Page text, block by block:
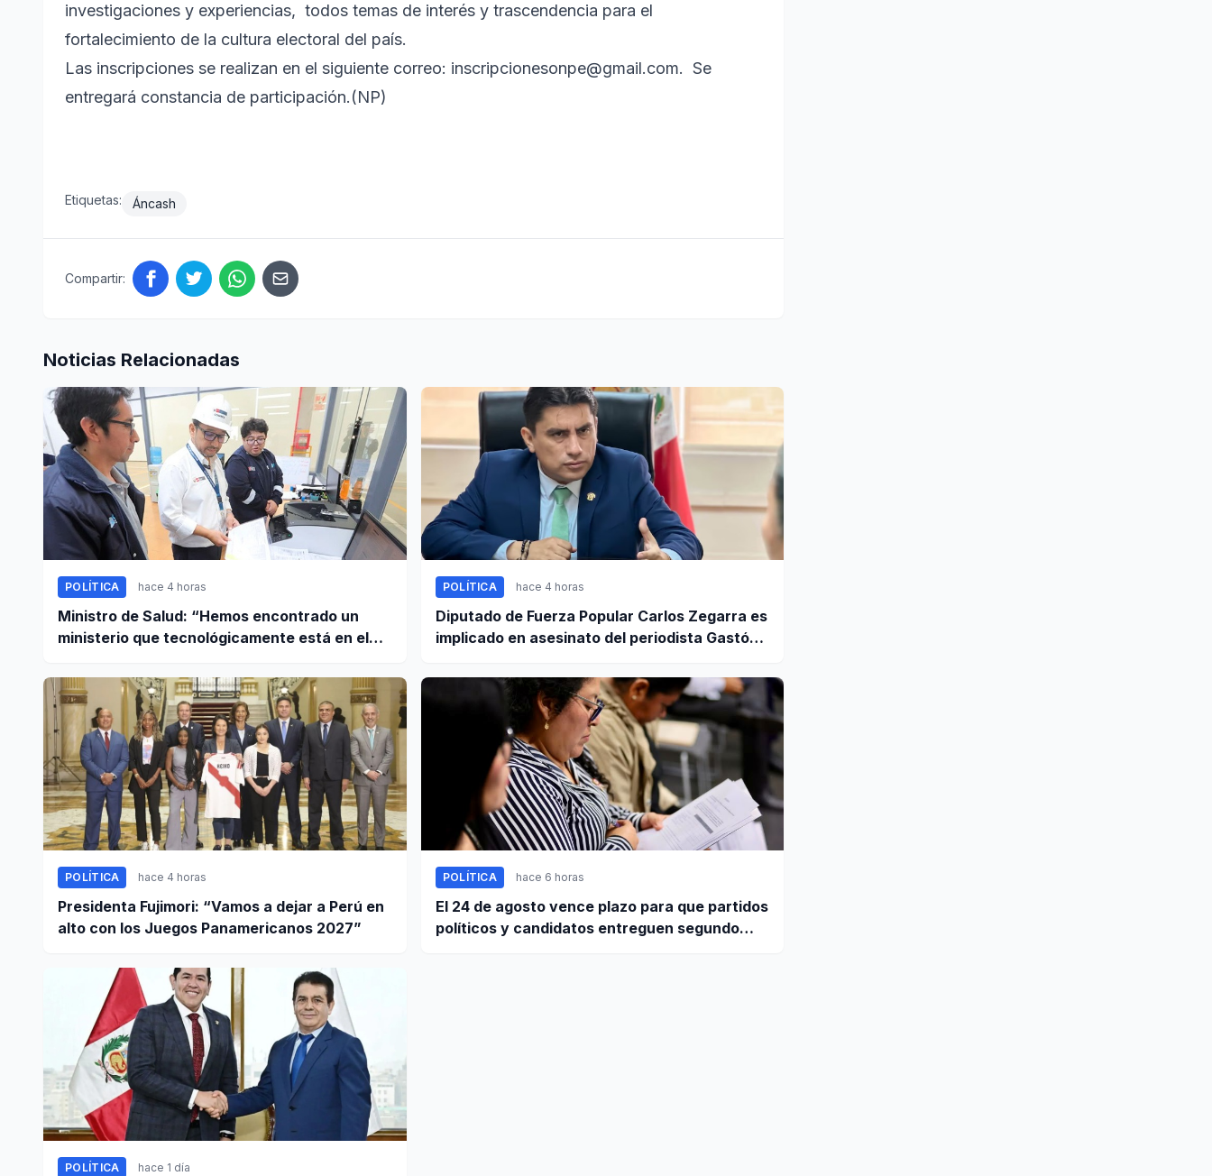
investigaciones y experiencias, todos temas de interés y trascendencia para el
fortalecimiento de la cultura electoral del país.
Las inscripciones se realizan en el siguiente correo: inscripcionesonpe@gmail.com. Se
entregará constancia de participación.(NP)
Etiquetas: Áncash
Compartir:
Noticias Relacionadas
POLÍTICA hace 4 horas
Ministro de Salud: “Hemos encontrado un
ministerio que tecnológicamente está en el
POLÍTICA hace 4 horas
Diputado de Fuerza Popular Carlos Zegarra es
implicado en asesinato del periodista Gastón
POLÍTICA hace 4 horas
Presidenta Fujimori: “Vamos a dejar a Perú en
alto con los Juegos Panamericanos 2027”
POLÍTICA hace 6 horas
El 24 de agosto vence plazo para que partidos
políticos y candidatos entreguen segundo
POLÍTICA hace 1 día